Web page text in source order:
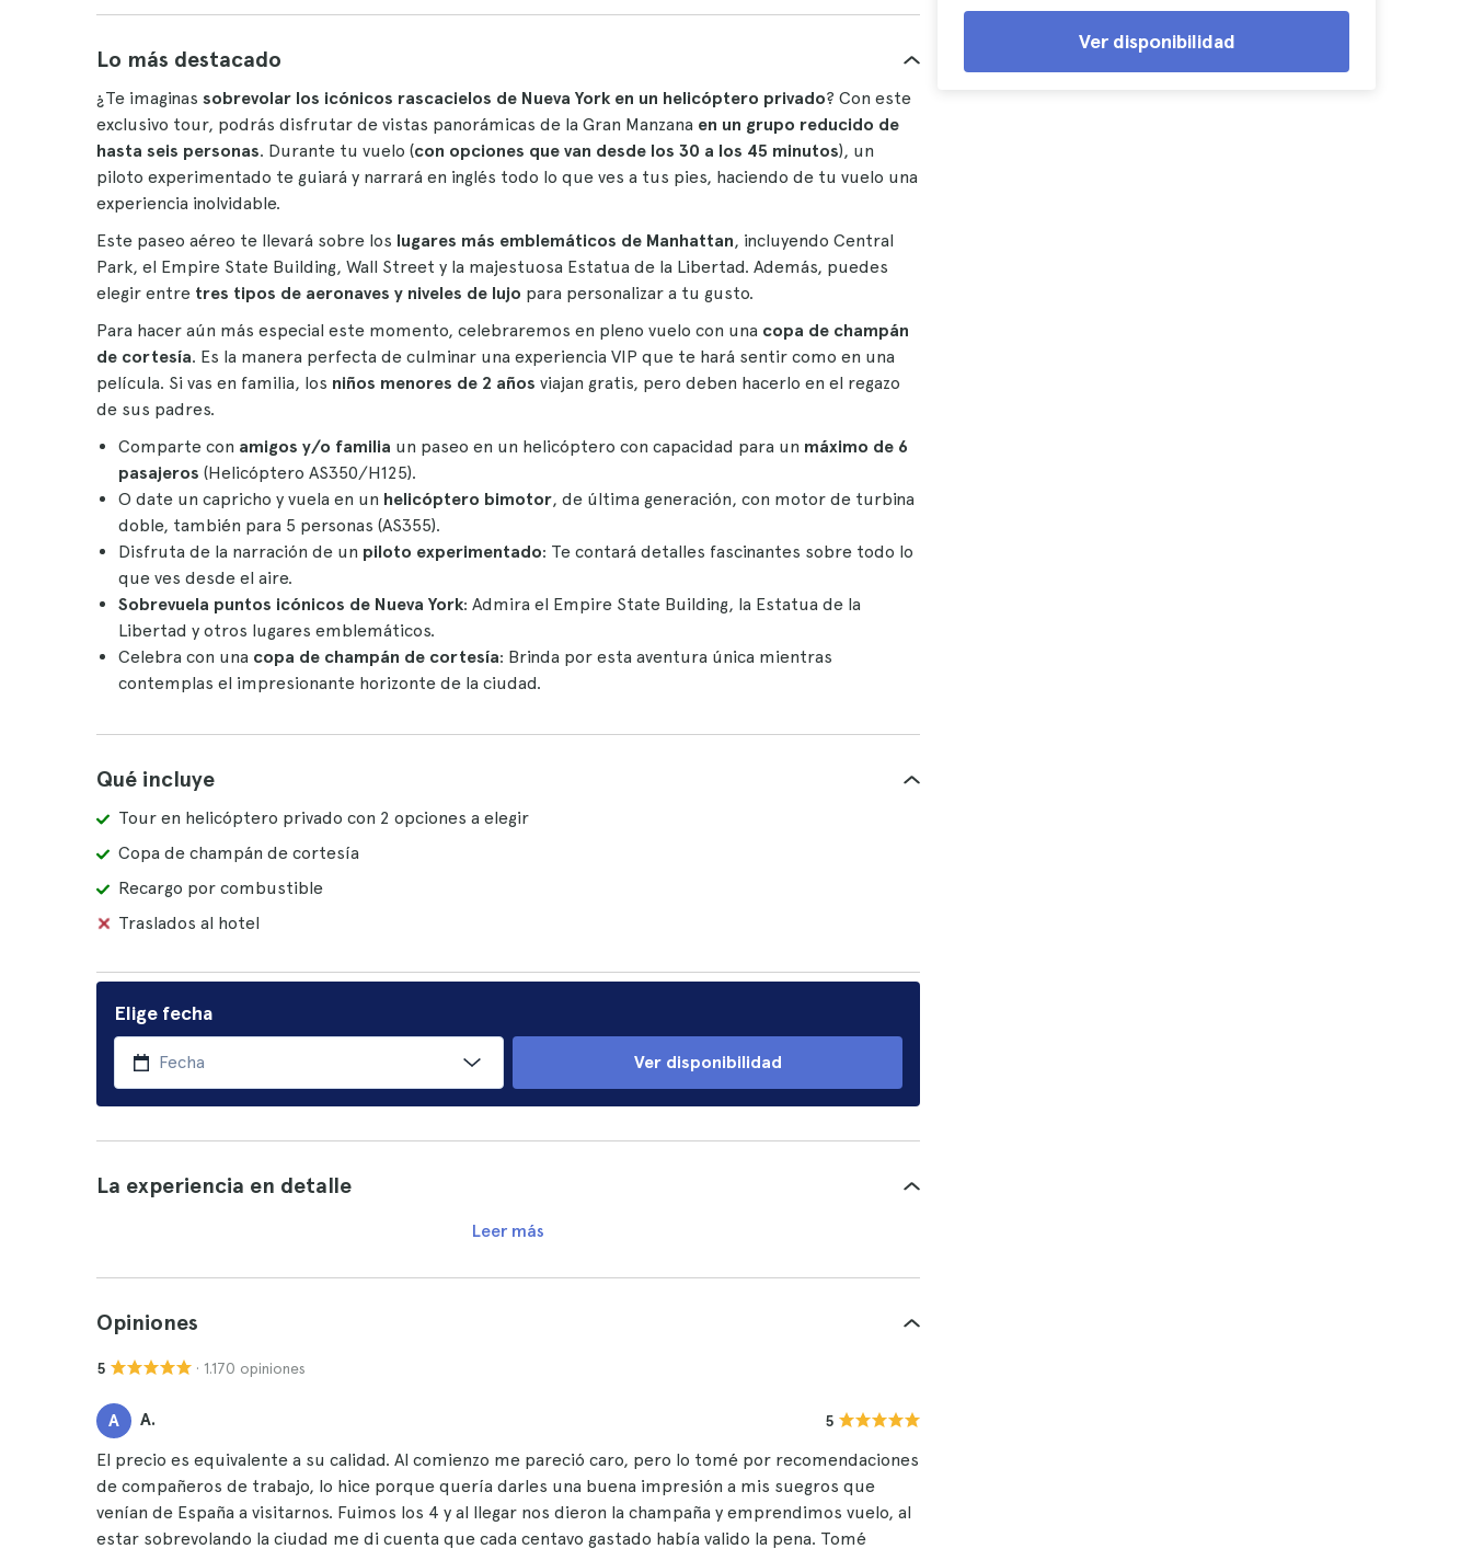
Ver disponibilidad
Lo más destacado
¿Te imaginas sobrevolar los icónicos rascacielos de Nueva York en un helicóptero privado? Con este
exclusivo tour, podrás disfrutar de vistas panorámicas de la Gran Manzana en un grupo reducido de
hasta seis personas. Durante tu vuelo (con opciones que van desde los 30 a los 45 minutos), un
piloto experimentado te guiará y narrará en inglés todo lo que ves a tus pies, haciendo de tu vuelo una
experiencia inolvidable.
Este paseo aéreo te llevará sobre los lugares más emblemáticos de Manhattan, incluyendo Central
Park, el Empire State Building, Wall Street y la majestuosa Estatua de la Libertad. Además, puedes
elegir entre tres tipos de aeronaves y niveles de lujo para personalizar a tu gusto.
Para hacer aún más especial este momento, celebraremos en pleno vuelo con una copa de champán
de cortesía. Es la manera perfecta de culminar una experiencia VIP que te hará sentir como en una
película. Si vas en familia, los niños menores de 2 años viajan gratis, pero deben hacerlo en el regazo
de sus padres.
Comparte con amigos y/o familia un paseo en un helicóptero con capacidad para un máximo de 6
pasajeros (Helicóptero AS350/H125).
O date un capricho y vuela en un helicóptero bimotor, de última generación, con motor de turbina
doble, también para 5 personas (AS355).
Disfruta de la narración de un piloto experimentado: Te contará detalles fascinantes sobre todo lo
que ves desde el aire.
Sobrevuela puntos icónicos de Nueva York: Admira el Empire State Building, la Estatua de la
Libertad y otros lugares emblemáticos.
Celebra con una copa de champán de cortesía: Brinda por esta aventura única mientras
contemplas el impresionante horizonte de la ciudad.
Qué incluye
Tour en helicóptero privado con 2 opciones a elegir
Copa de champán de cortesía
Recargo por combustible
Traslados al hotel
Elige fecha
Ver disponibilidad
La experiencia en detalle
Leer más
Opiniones
5 · 1.170 opiniones
A A. 5
El precio es equivalente a su calidad. Al comienzo me pareció caro, pero lo tomé por recomendaciones
de compañeros de trabajo, lo hice porque quería darles una buena impresión a mis suegros que
venían de España a visitarnos. Fuimos los 4 y al llegar nos dieron la champaña y emprendimos vuelo, al
estar sobrevolando la ciudad me di cuenta que cada centavo gastado había valido la pena. Tomé